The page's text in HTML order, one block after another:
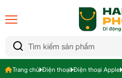
Trang chủ Điện thoại Điện thoại Apple